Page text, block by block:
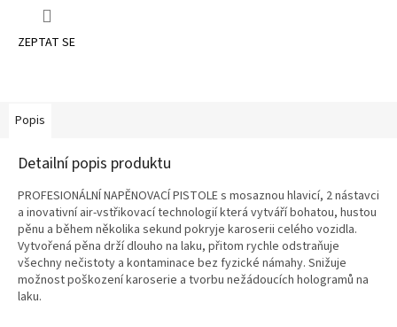
ZEPTAT SE
Popis
Detailní popis produktu
PROFESIONÁLNÍ NAPĚNOVACÍ PISTOLE s mosaznou hlavicí, 2 nástavci
a inovativní air-vstřikovací technologií která vytváří bohatou, hustou
pěnu a během několika sekund pokryje karoserii celého vozidla.
Vytvořená pěna drží dlouho na laku, přitom rychle odstraňuje
všechny nečistoty a kontaminace bez fyzické námahy. Snižuje
možnost poškození karoserie a tvorbu nežádoucích hologramů na
laku.